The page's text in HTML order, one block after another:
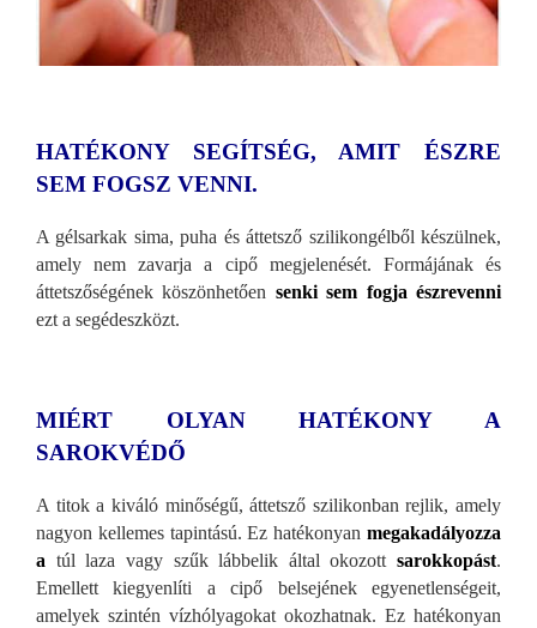
HATÉKONY SEGÍTSÉG, AMIT ÉSZRE
SEM FOGSZ VENNI.
A gélsarkak sima, puha és áttetsző szilikongélből készülnek,
amely nem zavarja a cipő megjelenését. Formájának és
áttetszőségének köszönhetően senki sem fogja észrevenni
ezt a segédeszközt.
MIÉRT OLYAN HATÉKONY A
SAROKVÉDŐ
A titok a kiváló minőségű, áttetsző szilikonban rejlik, amely
nagyon kellemes tapintású. Ez hatékonyan megakadályozza
a túl laza vagy szűk lábbelik által okozott sarokkopást.
Emellett kiegyenlíti a cipő belsejének egyenetlenségeit,
amelyek szintén vízhólyagokat okozhatnak. Ez hatékonyan